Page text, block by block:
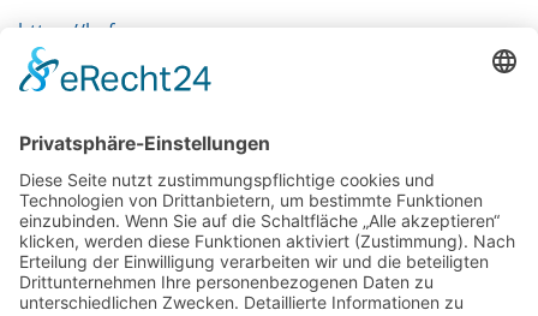
https://hafer-
immobilien.de/immobilienblog/mietercheck/
HAFER Immobilien GmbH
Zum Strothebach 22 | 33175 Bad Lippspringe
E-Mail:info@hafer-immobilien.de
Bei uns ist der Service
zuhause.